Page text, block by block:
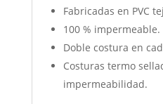
Fabricadas en PVC
100 % impermeable.
Doble costura en
Costuras termo
impermeabilidad.